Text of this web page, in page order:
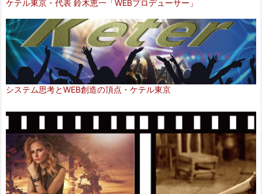
ケテル東京・代表 鈴木恵一「WEBプロデューサー」
システム思考とWEB創造の頂点・ケテル東京